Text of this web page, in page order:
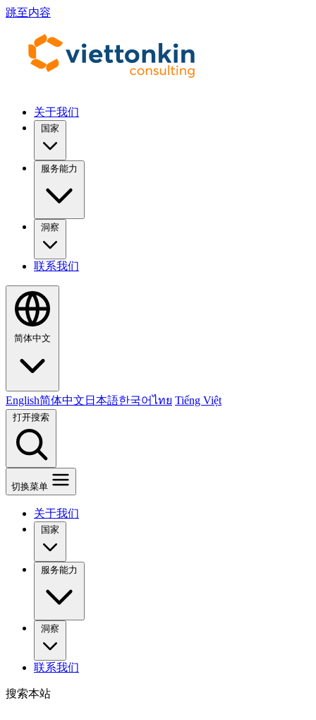
跳至内容
关于我们
国家
服务能力
洞察
联系我们
简体中文
English简体中文 日本語한국어ไทย Tiếng Việt
打开搜索
切换菜单
关于我们
国家
服务能力
洞察
联系我们
搜索本站